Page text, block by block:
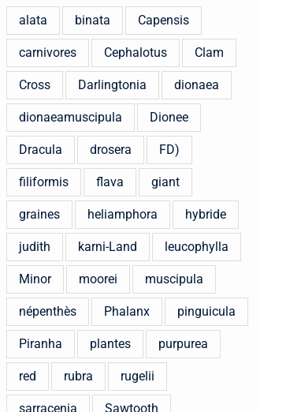
alata binata Capensis
carnivores Cephalotus Clam
Cross Darlingtonia dionaea
dionaeamuscipula Dionee
Dracula drosera FD)
filiformis flava giant
graines heliamphora hybride
judith karni-Land leucophylla
Minor moorei muscipula
népenthès Phalanx pinguicula
Piranha plantes purpurea
red rubra rugelii
sarracenia Sawtooth